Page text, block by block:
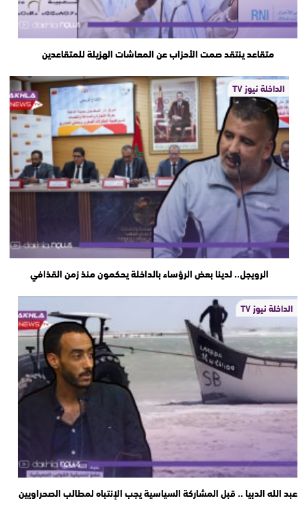
متقاعد ينتقد صمت الأحزاب عن المعاشات الهزيلة للمتقاعدين
الداخلة نيوز TV
الرويجل.. لدينا بعض الرؤساء بالداخلة يحكمون منذ زمن القذافي
الداخلة نيوز TV
عبد الله الدبيا .. قبل المشاركة السياسية يجب الإنتباه لمطالب الصحراويين